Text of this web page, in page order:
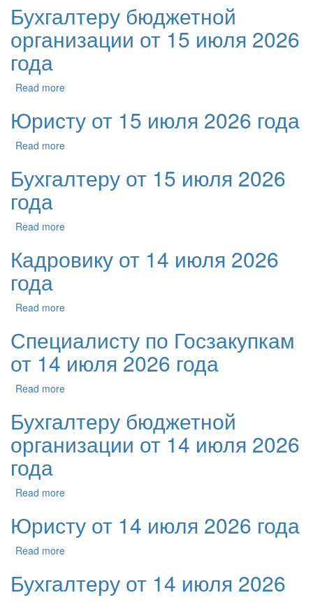
Бухгалтеру бюджетной
организации от 15 июля 2026
года
Read more
Юристу от 15 июля 2026 года
Read more
Бухгалтеру от 15 июля 2026
года
Read more
Кадровику от 14 июля 2026
года
Read more
Специалисту по Госзакупкам
от 14 июля 2026 года
Read more
Бухгалтеру бюджетной
организации от 14 июля 2026
года
Read more
Юристу от 14 июля 2026 года
Read more
Бухгалтеру от 14 июля 2026